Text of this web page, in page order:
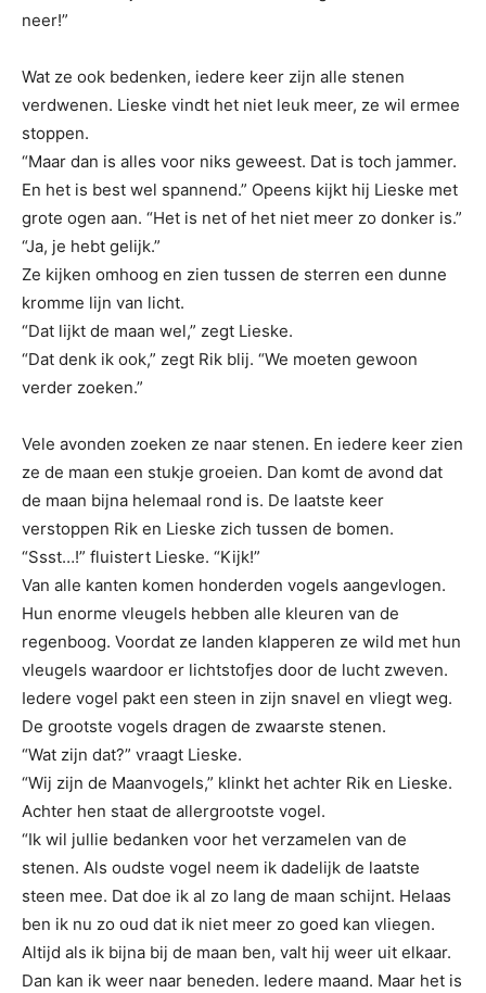
neer!”
Wat ze ook bedenken, iedere keer zijn alle stenen
verdwenen. Lieske vindt het niet leuk meer, ze wil ermee
stoppen.
“Maar dan is alles voor niks geweest. Dat is toch jammer.
En het is best wel spannend.” Opeens kijkt hij Lieske met
grote ogen aan. “Het is net of het niet meer zo donker is.”
“Ja, je hebt gelijk.”
Ze kijken omhoog en zien tussen de sterren een dunne
kromme lijn van licht.
“Dat lijkt de maan wel,” zegt Lieske.
“Dat denk ik ook,” zegt Rik blij. “We moeten gewoon
verder zoeken.”
Vele avonden zoeken ze naar stenen. En iedere keer zien
ze de maan een stukje groeien. Dan komt de avond dat
de maan bijna helemaal rond is. De laatste keer
verstoppen Rik en Lieske zich tussen de bomen.
“Ssst…!” fluistert Lieske. “Kijk!”
Van alle kanten komen honderden vogels aangevlogen.
Hun enorme vleugels hebben alle kleuren van de
regenboog. Voordat ze landen klapperen ze wild met hun
vleugels waardoor er lichtstofjes door de lucht zweven.
Iedere vogel pakt een steen in zijn snavel en vliegt weg.
De grootste vogels dragen de zwaarste stenen.
“Wat zijn dat?” vraagt Lieske.
“Wij zijn de Maanvogels,” klinkt het achter Rik en Lieske.
Achter hen staat de allergrootste vogel.
“Ik wil jullie bedanken voor het verzamelen van de
stenen. Als oudste vogel neem ik dadelijk de laatste
steen mee. Dat doe ik al zo lang de maan schijnt. Helaas
ben ik nu zo oud dat ik niet meer zo goed kan vliegen.
Altijd als ik bijna bij de maan ben, valt hij weer uit elkaar.
Dan kan ik weer naar beneden. Iedere maand. Maar het is